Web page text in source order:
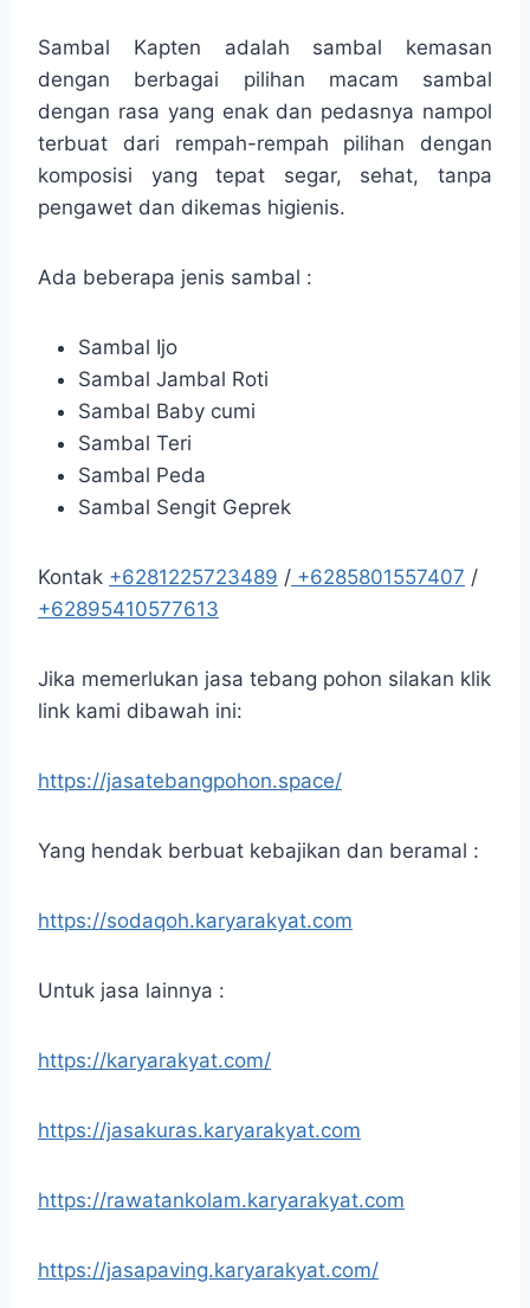
Sambal Kapten adalah sambal kemasan
dengan berbagai pilihan macam sambal
dengan rasa yang enak dan pedasnya nampol
terbuat dari rempah-rempah pilihan dengan
komposisi yang tepat segar, sehat, tanpa
pengawet dan dikemas higienis.
Ada beberapa jenis sambal :
Sambal Ijo
Sambal Jambal Roti
Sambal Baby cumi
Sambal Teri
Sambal Peda
Sambal Sengit Geprek
Kontak +6281225723489 / +6285801557407 /
+62895410577613
Jika memerlukan jasa tebang pohon silakan klik
link kami dibawah ini:
https://jasatebangpohon.space/
Yang hendak berbuat kebajikan dan beramal :
https://sodaqoh.karyarakyat.com
Untuk jasa lainnya :
https://karyarakyat.com/
https://jasakuras.karyarakyat.com
https://rawatankolam.karyarakyat.com
https://jasapaving.karyarakyat.com/